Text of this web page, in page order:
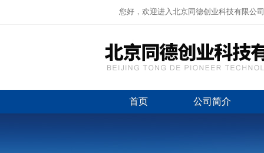
您好，欢迎进入北京同德创业科技有限公司
首页 公司简介